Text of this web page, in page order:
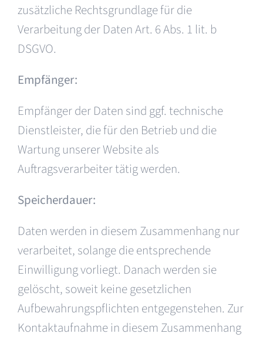
zusätzliche Rechtsgrundlage für die
Verarbeitung der Daten Art. 6 Abs. 1 lit. b
DSGVO.
Empfänger:
Empfänger der Daten sind ggf. technische
Dienstleister, die für den Betrieb und die
Wartung unserer Website als
Auftragsverarbeiter tätig werden.
Speicherdauer:
Daten werden in diesem Zusammenhang nur
verarbeitet, solange die entsprechende
Einwilligung vorliegt. Danach werden sie
gelöscht, soweit keine gesetzlichen
Aufbewahrungspflichten entgegenstehen. Zur
Kontaktaufnahme in diesem Zusammenhang